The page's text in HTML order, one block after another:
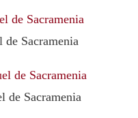
Sacramenia
de Sacramenia